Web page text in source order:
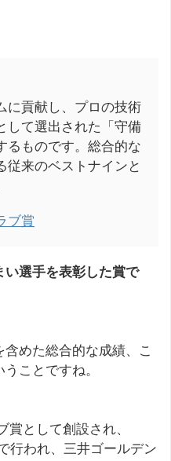
に貢献し、プロの技術
して選出された「守備
るものです。総合的な
従来のベストナインと
ブ賞
い選手を表彰した賞で
めた総合的な成績、こ
ことですね。
として創設され、
行われ、三井ゴールデン